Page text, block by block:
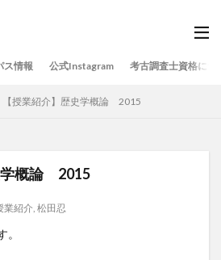
ス情報 公式Instagram 考古調査士資格につ
【授業紹介】歴史学概論 2015
学概論 2015
業紹介, 松田忍